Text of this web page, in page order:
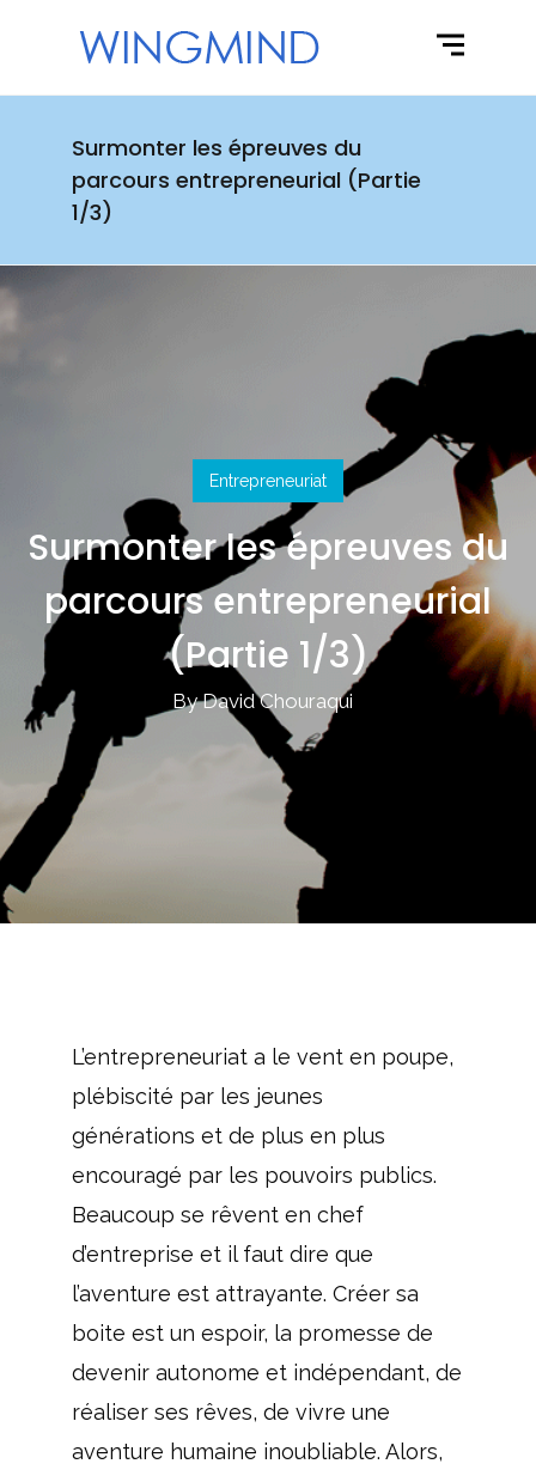
Surmonter les épreuves du
parcours entrepreneurial (Partie
1/3)
Entrepreneuriat
Surmonter les épreuves du
parcours entrepreneurial
(Partie 1/3)
By David Chouraqui
L’entrepreneuriat a le vent en poupe,
plébiscité par les jeunes
générations et de plus en plus
encouragé par les pouvoirs publics.
Beaucoup se rêvent en chef
d’entreprise et il faut dire que
l’aventure est attrayante. Créer sa
boite est un espoir, la promesse de
devenir autonome et indépendant, de
réaliser ses rêves, de vivre une
aventure humaine inoubliable. Alors,